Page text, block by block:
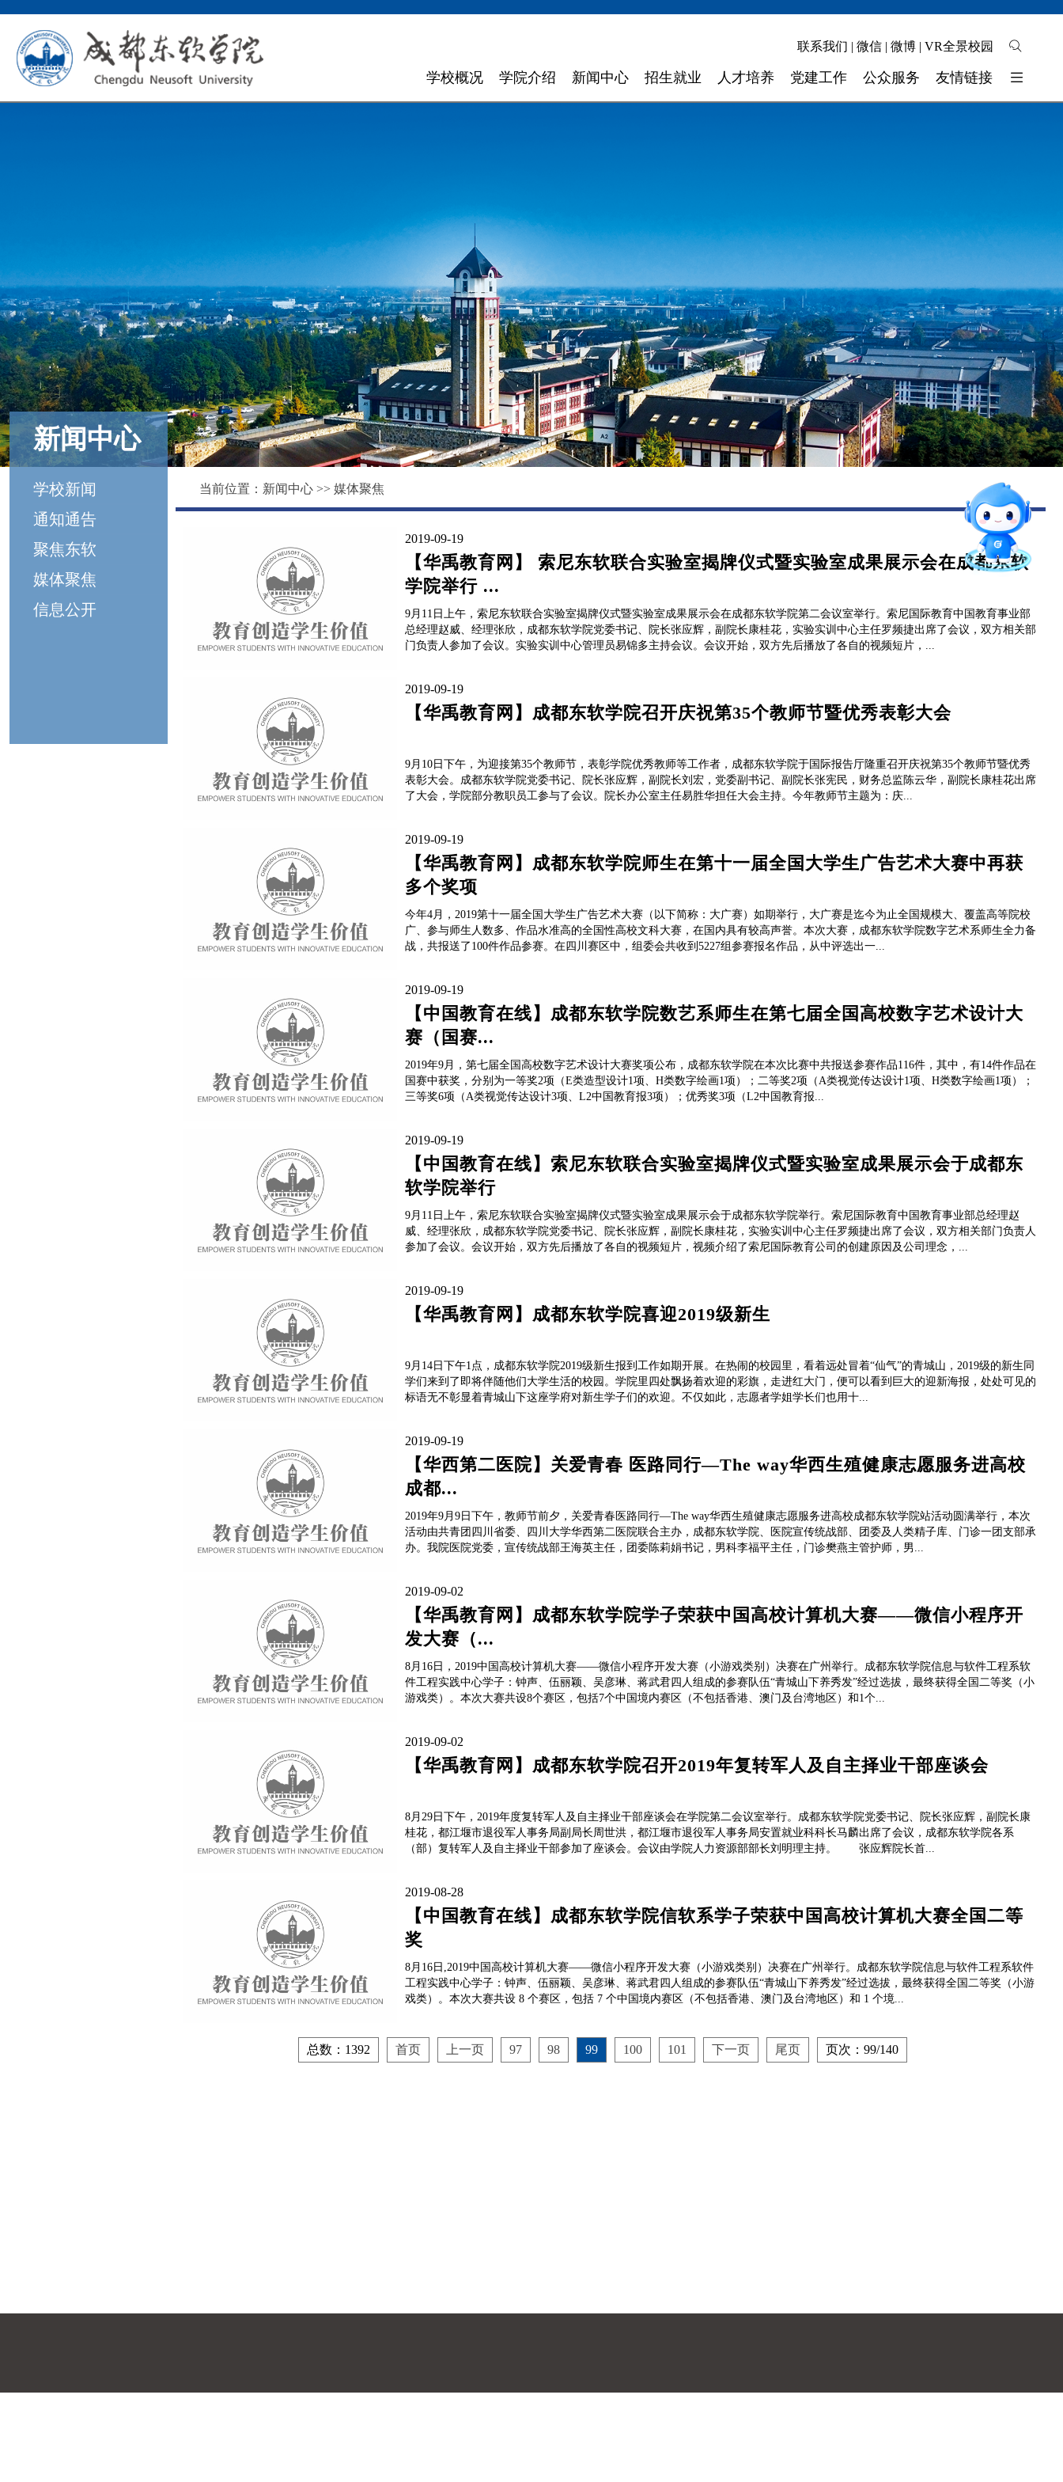
联系我们 | 微信 | 微博 | VR全景校园
学校概况
组织机构
理念特色
大 事 记
领导关怀
校园环境
影像东软
大学精神
学院介绍
数字艺术与设计学院
外国语学院
健康医疗科技学院
数智应用技术学院
国际教育学院
数据科学与基础学院
马克思主义学院
继续教育（培训）学院
新闻中心
媒体聚焦
招生就业 人才培养
校 团 委
师资力量
奖助学金
图书馆
后勤保障
党建工作 公众服务
联系我们
友情链接
四川省高校网络理政平台
新闻中心
学校新闻
通知通告
聚焦东软
媒体聚焦
信息公开
当前位置： 新闻中心 >> 媒体聚焦
2019-09-19
【华禹教育网】 索尼东软联合实验室揭牌仪式暨实验室成果展示会在成都东软
学院举行 ...
9月11日上午，索尼东软联合实验室揭牌仪式暨实验室成果展示会在成都东软学院第二会议室举行。索尼国际教育中国教育事业部
总经理赵威、经理张欣，成都东软学院党委书记、院长张应辉，副院长康桂花，实验实训中心主任罗频捷出席了会议，双方相关部
门负责人参加了会议。实验实训中心管理员易锦多主持会议。会议开始，双方先后播放了各自的视频短片，...
2019-09-19
【华禹教育网】成都东软学院召开庆祝第35个教师节暨优秀表彰大会
9月10日下午，为迎接第35个教师节，表彰学院优秀教师等工作者，成都东软学院于国际报告厅隆重召开庆祝第35个教师节暨优秀
表彰大会。成都东软学院党委书记、院长张应辉，副院长刘宏，党委副书记、副院长张宪民，财务总监陈云华，副院长康桂花出席
了大会，学院部分教职员工参与了会议。院长办公室主任易胜华担任大会主持。今年教师节主题为：庆...
2019-09-19
【华禹教育网】成都东软学院师生在第十一届全国大学生广告艺术大赛中再获
多个奖项
今年4月，2019第十一届全国大学生广告艺术大赛（以下简称：大广赛）如期举行，大广赛是迄今为止全国规模大、覆盖高等院校
广、参与师生人数多、作品水准高的全国性高校文科大赛，在国内具有较高声誉。本次大赛，成都东软学院数字艺术系师生全力备
战，共报送了100件作品参赛。在四川赛区中，组委会共收到5227组参赛报名作品，从中评选出一...
2019-09-19
【中国教育在线】成都东软学院数艺系师生在第七届全国高校数字艺术设计大
赛（国赛...
2019年9月，第七届全国高校数字艺术设计大赛奖项公布，成都东软学院在本次比赛中共报送参赛作品116件，其中，有14件作品在
国赛中获奖，分别为一等奖2项（E类造型设计1项、H类数字绘画1项）；二等奖2项（A类视觉传达设计1项、H类数字绘画1项）；
三等奖6项（A类视觉传达设计3项、L2中国教育报3项）；优秀奖3项（L2中国教育报...
2019-09-19
【中国教育在线】索尼东软联合实验室揭牌仪式暨实验室成果展示会于成都东
软学院举行
9月11日上午，索尼东软联合实验室揭牌仪式暨实验室成果展示会于成都东软学院举行。索尼国际教育中国教育事业部总经理赵
威、经理张欣，成都东软学院党委书记、院长张应辉，副院长康桂花，实验实训中心主任罗频捷出席了会议，双方相关部门负责人
参加了会议。会议开始，双方先后播放了各自的视频短片，视频介绍了索尼国际教育公司的创建原因及公司理念，...
2019-09-19
【华禹教育网】成都东软学院喜迎2019级新生
9月14日下午1点，成都东软学院2019级新生报到工作如期开展。在热闹的校园里，看着远处冒着“仙气”的青城山，2019级的新生同
学们来到了即将伴随他们大学生活的校园。学院里四处飘扬着欢迎的彩旗，走进红大门，便可以看到巨大的迎新海报，处处可见的
标语无不彰显着青城山下这座学府对新生学子们的欢迎。不仅如此，志愿者学姐学长们也用十...
2019-09-19
【华西第二医院】关爱青春 医路同行—The way华西生殖健康志愿服务进高校
成都...
2019年9月9日下午，教师节前夕，关爱青春医路同行—The way华西生殖健康志愿服务进高校成都东软学院站活动圆满举行，本次
活动由共青团四川省委、四川大学华西第二医院联合主办，成都东软学院、医院宣传统战部、团委及人类精子库、门诊一团支部承
办。我院医院党委，宣传统战部王海英主任，团委陈莉娟书记，男科李福平主任，门诊樊燕主管护师，男...
2019-09-02
【华禹教育网】成都东软学院学子荣获中国高校计算机大赛——微信小程序开
发大赛（...
8月16日，2019中国高校计算机大赛——微信小程序开发大赛（小游戏类别）决赛在广州举行。成都东软学院信息与软件工程系软
件工程实践中心学子：钟声、伍丽颖、吴彦琳、蒋武君四人组成的参赛队伍“青城山下养秀发”经过选拔，最终获得全国二等奖（小
游戏类）。本次大赛共设8个赛区，包括7个中国境内赛区（不包括香港、澳门及台湾地区）和1个...
2019-09-02
【华禹教育网】成都东软学院召开2019年复转军人及自主择业干部座谈会
8月29日下午，2019年度复转军人及自主择业干部座谈会在学院第二会议室举行。成都东软学院党委书记、院长张应辉，副院长康
桂花，都江堰市退役军人事务局副局长周世洪，都江堰市退役军人事务局安置就业科科长马麟出席了会议，成都东软学院各系
（部）复转军人及自主择业干部参加了座谈会。会议由学院人力资源部部长刘明理主持。 张应辉院长首...
2019-08-28
【中国教育在线】成都东软学院信软系学子荣获中国高校计算机大赛全国二等
奖
8月16日,2019中国高校计算机大赛——微信小程序开发大赛（小游戏类别）决赛在广州举行。成都东软学院信息与软件工程系软件
工程实践中心学子：钟声、伍丽颖、吴彦琳、蒋武君四人组成的参赛队伍“青城山下养秀发”经过选拔，最终获得全国二等奖（小游
戏类）。本次大赛共设 8 个赛区，包括 7 个中国境内赛区（不包括香港、澳门及台湾地区）和 1 个境...
总数：1392 首页 上一页 97 98 99 100 101 下一页 尾页 页次：99/140
智能问答
招就官微
报考指南